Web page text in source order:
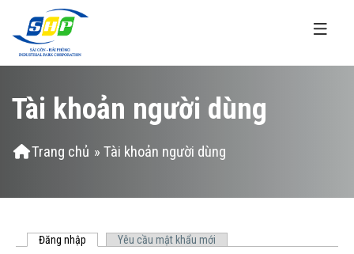
Nhảy đến nội dung
Tài khoản người dùng
Bạn đang ở đây
Trang chủ » Tài khoản người dùng
Tab chính
Đăng nhập (tab hoạt động)
Yêu cầu mật khẩu mới